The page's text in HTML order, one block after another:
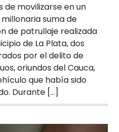
de movilizarse en un
suma de
de patrullaje realizada
de La Plata, dos
por el delito de
oriundos del Cauca,
que había sido
Durante […]